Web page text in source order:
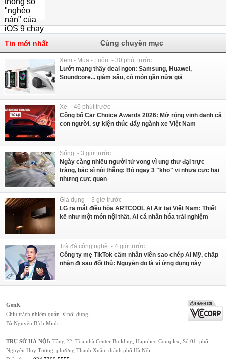
Tin mới nhất Cùng chuyên mục
Xem - Mua - Luôn - 30 phút trước
Lướt mạng thấy deal ngon: Samsung, Huawei,
Soundcore... giảm sâu, có món gần nửa giá
Xe - 46 phút trước
Công bố Car Choice Awards 2026: Mở rộng vinh danh cả
con người, sự kiện thúc đẩy ngành xe Việt Nam
Sống - 3 giờ trước
Ngày càng nhiều người tử vong vì ung thư đại trực
tràng, bác sĩ nói thẳng: Bỏ ngay 3 "kho" vi nhựa cực hại
nhưng cực quen
Gia dụng - 3 giờ trước
LG ra mắt điều hòa ARTCOOL AI Air tại Việt Nam: Thiết
kế như một món nội thất, AI cá nhân hóa trải nghiệm
Trà đá công nghệ - 4 giờ trước
Công ty mẹ TikTok cấm nhân viên sao chép AI Mỹ, chấp
nhận đi sau đối thủ: Nguyên do là vì ứng dụng này
GenK
Chịu trách nhiệm quản lý nội dung:
Bà Nguyễn Bích Minh
TRỤ SỞ HÀ NỘI: Tầng 22, Tòa nhà Center Building, Hapulico Complex, Số 01, phố
Nguyễn Huy Tưởng, phường Thanh Xuân, thành phố Hà Nội